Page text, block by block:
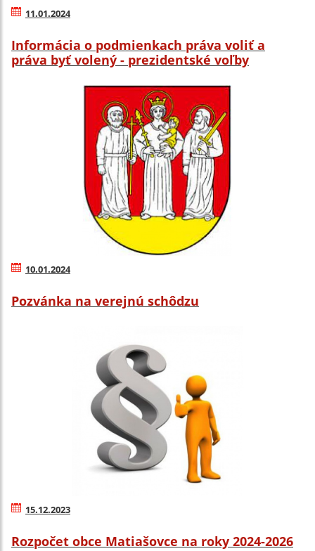
11.01.2024
Informácia o podmienkach práva voliť a
práva byť volený - prezidentské voľby
10.01.2024
Pozvánka na verejnú schôdzu
15.12.2023
Rozpočet obce Matiašovce na roky 2024-2026